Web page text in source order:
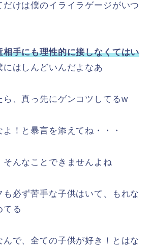
だけは僕のイライラゲージがいつ
相手にも理性的に接しなくてはい
にはしんどいんだよなあ
ら、真っ先にゲンコツしてるw
！と暴言を添えてね・・・
そんなことできませんよね
必ず苦手な子供はいて、もれな
てる
んで、全ての子供が好き！とはな